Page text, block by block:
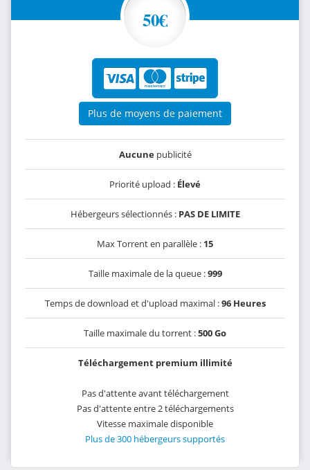
50€
Plus de moyens de paiement
Aucunepublicité
Priorité upload : Élevé
Hébergeurs sélectionnés : PAS DE LIMITE
Max Torrent en parallèle : 15
Taille maximale de la queue :999
Temps de download et d'upload maximal :96 Heures
Taille maximale du torrent :500 Go
Téléchargement premium illimité
Pas d'attente avant téléchargement
Pas d'attente entre 2 téléchargements
Vitesse maximale disponible
Plus de 300 hébergeurs supportés